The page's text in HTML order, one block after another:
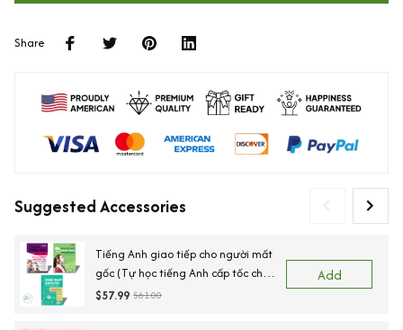
Share
Suggested Accessories
Tiếng Anh giao tiếp cho người mất
gốc (Tự học tiếng Anh cấp tốc cho
người mới bắt đầu+Tự học nghe
$57.99 $61.00
Add